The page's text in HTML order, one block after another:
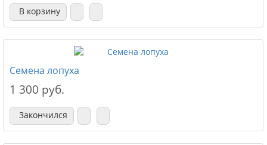
В корзину
Семена лопуха
1 300 руб.
Закончился